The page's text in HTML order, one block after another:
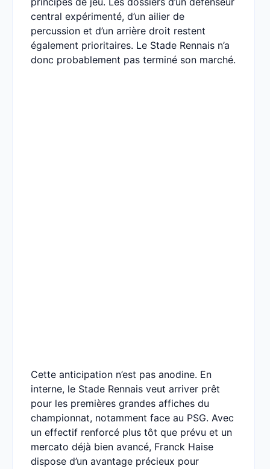
central expérimenté, d’un ailier de
percussion et d’un arrière droit restent
également prioritaires. Le Stade Rennais n’a
donc probablement pas terminé son marché.
Cette anticipation n’est pas anodine. En
interne, le Stade Rennais veut arriver prêt
pour les premières grandes affiches du
championnat, notamment face au PSG. Avec
un effectif renforcé plus tôt que prévu et un
mercato déjà bien avancé, Franck Haise
dispose d’un avantage précieux pour